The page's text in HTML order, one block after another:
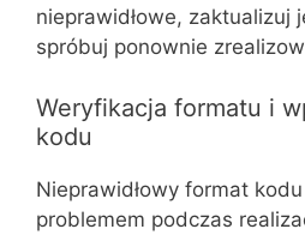
nieprawidłowe, zaktualizuj
spróbuj ponownie
Weryfikacja formatu i
kodu
Nieprawidłowy format
problemem podczas